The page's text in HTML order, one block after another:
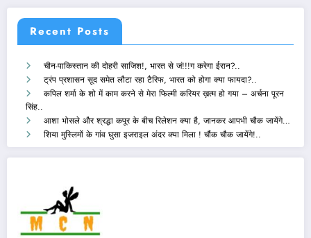
Recent Posts
चीन-पाकिस्तान की दोहरी साजिश!, भारत से जं!!!ग करेगा ईरान?..
ट्रंप प्रशासन सूद समेत लौटा रहा टैरिफ, भारत को होगा क्या फायदा?..
कपिल शर्मा के शो में काम करने से मेरा फिल्मी करियर ख़त्म हो गया – अर्चना पूरन
सिंह..
आशा भोसले और श्रद्धा कपूर के बीच रिलेशन क्या है, जानकर आपभी चौक जायेंगे…
शिया मुस्लिमों के गांव घुसा इजराइल अंदर क्या मिला ! चौंक चौक जायेंगे!..